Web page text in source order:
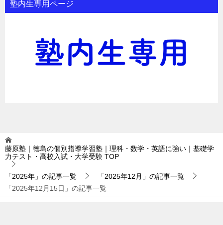
塾内生専用ページ
藤原塾｜徳島の個別指導学習塾｜理科・数学・英語に強い｜基礎学
力テスト・高校入試・大学受験 TOP
「2025年」の記事一覧
「2025年12月」の記事一覧
「2025年12月15日」の記事一覧